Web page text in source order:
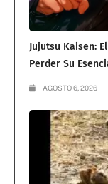
Jujutsu Kaisen:
Perder Su
AGOSTO 6, 2026